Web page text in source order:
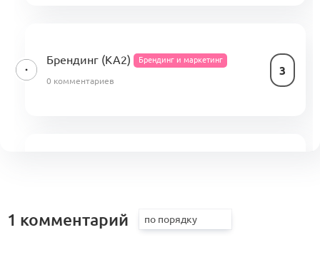
Брендинг (КА2) Брендинг и маркетинг
3
0 комментариев
1 комментарий